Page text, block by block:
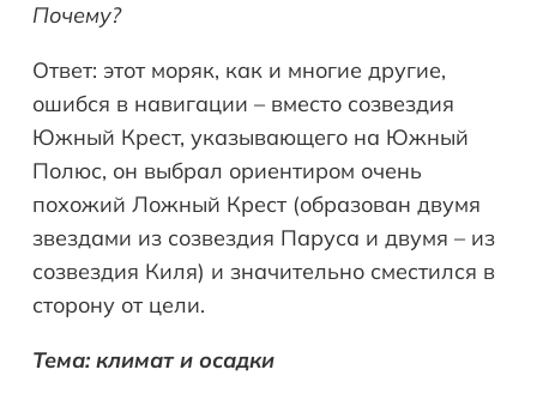
Почему?
Ответ: этот моряк, как и многие другие,
ошибся в навигации – вместо созвездия
Южный Крест, указывающего на Южный
Полюс, он выбрал ориентиром очень
похожий Ложный Крест (образован двумя
звездами из созвездия Паруса и двумя – из
созвездия Киля) и значительно сместился в
сторону от цели.
Тема: климат и осадки